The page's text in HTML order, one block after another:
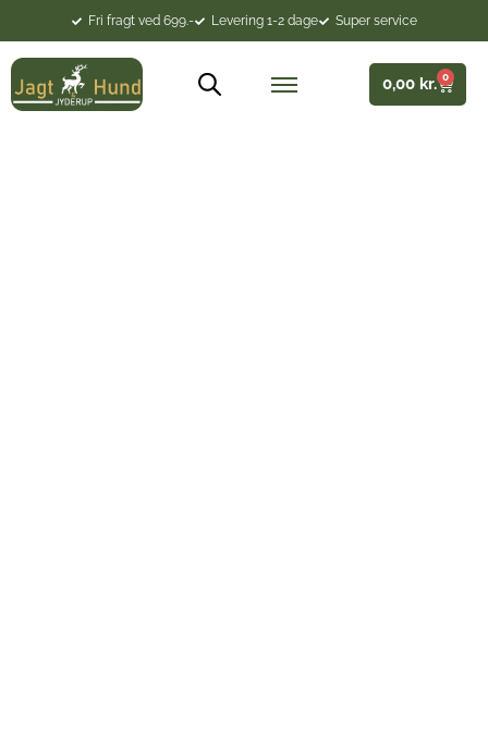
Fri fragt ved 699.- Levering 1-2 dage Super service
0,00 kr. 0